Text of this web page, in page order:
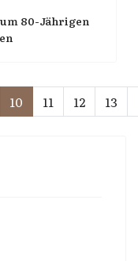
80-Jährigen
10 11 12 13